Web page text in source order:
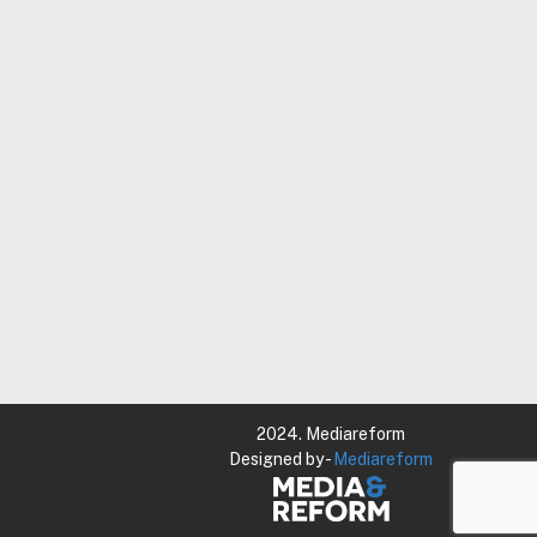
2024. Mediareform
Designed by -Mediareform